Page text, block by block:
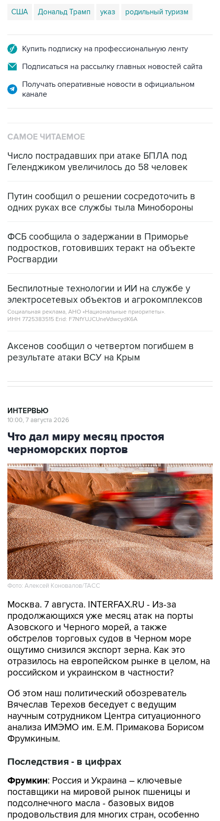
США Дональд Трамп указ родильный туризм
Купить подписку на профессиональную ленту
Подписаться на рассылку главных новостей сайта
Получать оперативные новости в официальном
канале
САМОЕ ЧИТАЕМОЕ
Число пострадавших при атаке БПЛА под
Геленджиком увеличилось до 58 человек
Путин сообщил о решении сосредоточить в
одних руках все службы тыла Минобороны
ФСБ сообщила о задержании в Приморье
подростков, готовивших теракт на объекте
Росгвардии
Беспилотные технологии и ИИ на службе у
электросетевых объектов и агрокомплексов
Социальная реклама, АНО «Национальные приоритеты».
ИНН 7725383515 Erid: F7NfYUJCUneVdwcydK6A
Аксенов сообщил о четвертом погибшем в
результате атаки ВСУ на Крым
ИНТЕРВЬЮ
10:00, 7 августа 2026
Что дал миру месяц простоя
черноморских портов
Фото: Алексей Коновалов/ТАСС
Москва. 7 августа. INTERFAX.RU - Из-за
продолжающихся уже месяц атак на порты
Азовского и Черного морей, а также
обстрелов торговых судов в Черном море
ощутимо снизился экспорт зерна. Как это
отразилось на европейском рынке в целом, на
российском и украинском в частности?
Об этом наш политический обозреватель
Вячеслав Терехов беседует с ведущим
научным сотрудником Центра ситуационного
анализа ИМЭМО им. Е.М. Примакова Борисом
Фрумкиным.
Последствия - в цифрах
Фрумкин: Россия и Украина – ключевые
поставщики на мировой рынок пшеницы и
подсолнечного масла - базовых видов
продовольствия для многих стран, особенно